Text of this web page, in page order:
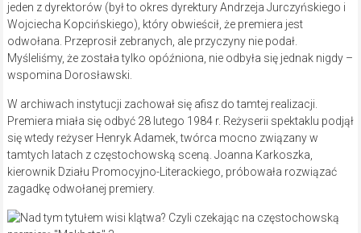
jeden z dyrektorów (był to okres dyrektury Andrzeja Jurczyńskiego i
Wojciecha Kopcińskiego), który obwieścił, że premiera jest
odwołana. Przeprosił zebranych, ale przyczyny nie podał.
Myśleliśmy, że została tylko opóźniona, nie odbyła się jednak nigdy –
wspomina Dorosławski.
W archiwach instytucji zachował się afisz do tamtej realizacji.
Premiera miała się odbyć 28 lutego 1984 r. Reżyserii spektaklu podjął
się wtedy reżyser Henryk Adamek, twórca mocno związany w
tamtych latach z częstochowską sceną. Joanna Karkoszka,
kierownik Działu Promocyjno-Literackiego, próbowała rozwiązać
zagadkę odwołanej premiery.